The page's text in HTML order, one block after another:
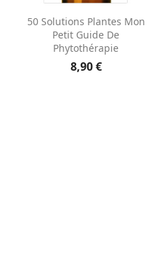
50 Solutions Plantes Mon
Petit Guide De
Phytothérapie
8,90 €